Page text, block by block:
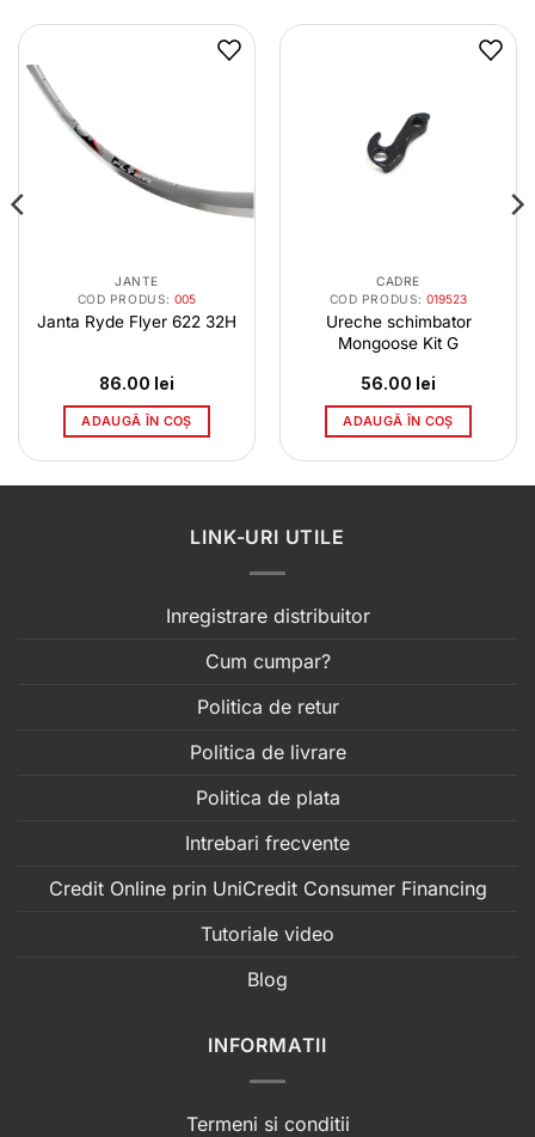
JANTE
COD PRODUS:005
Janta Ryde Flyer 622 32H
86.00 lei
ADAUGĂ ÎN COȘ
CADRE
COD PRODUS:019523
Ureche schimbator
Mongoose Kit G
56.00 lei
ADAUGĂ ÎN COȘ
LINK-URI UTILE
Inregistrare distribuitor
Cum cumpar?
Politica de retur
Politica de livrare
Politica de plata
Intrebari frecvente
Credit Online prin UniCredit Consumer Financing
Tutoriale video
Blog
INFORMATII
Termeni si conditii